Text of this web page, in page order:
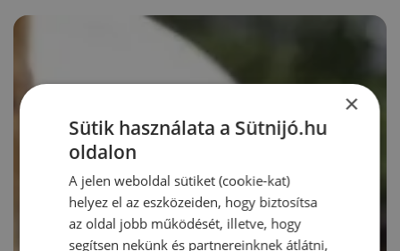
×
Sütik használata a Sütnijó.hu
oldalon
A jelen weboldal sütiket (cookie-kat)
helyez el az eszközeiden, hogy biztosítsa
az oldal jobb működését, illetve, hogy
segítsen nekünk és partnereinknek átlátni,